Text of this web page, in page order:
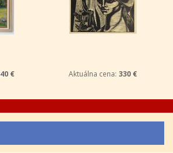
€ Aktuálna cena: 330 €